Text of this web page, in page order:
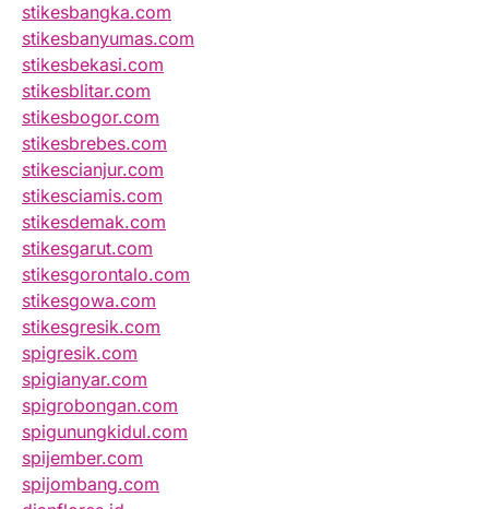
stikesbangka.com
stikesbanyumas.com
stikesbekasi.com
stikesblitar.com
stikesbogor.com
stikesbrebes.com
stikescianjur.com
stikesciamis.com
stikesdemak.com
stikesgarut.com
stikesgorontalo.com
stikesgowa.com
stikesgresik.com
spigresik.com
spigianyar.com
spigrobongan.com
spigunungkidul.com
spijember.com
spijombang.com